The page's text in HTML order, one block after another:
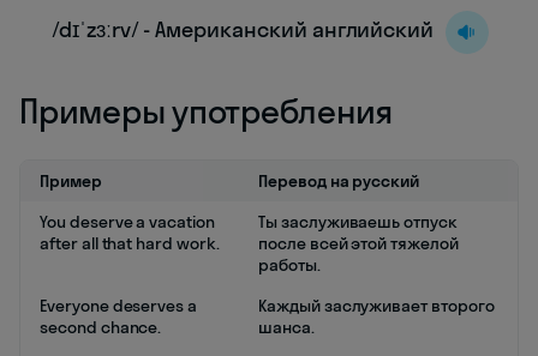
/dɪˈzɜːrv/ - Американский английский
Примеры употребления
Пример
Перевод на русский
You deserve a vacation
after all that hard work.
Ты заслуживаешь отпуск
после всей этой тяжелой
работы.
Everyone deserves a
second chance.
Каждый заслуживает второго
шанса.